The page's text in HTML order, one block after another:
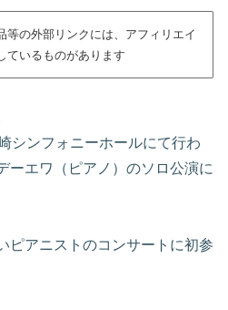
等の外部リンクには、アフィリエイ
ているものがあります
シンフォニーホールにて行わ
ーエワ（ピアノ）のソロ公演に
ピアニストのコンサートに初参